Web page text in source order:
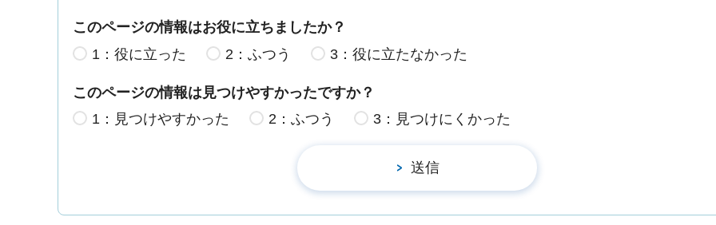
このページの情報はお役に立ちましたか？
1：役に立った
2：ふつう 3：役に立たなかった
このページの情報は見つけやすかったですか？
1：見つけやすかった
2：ふつう 3：見つけにくかった